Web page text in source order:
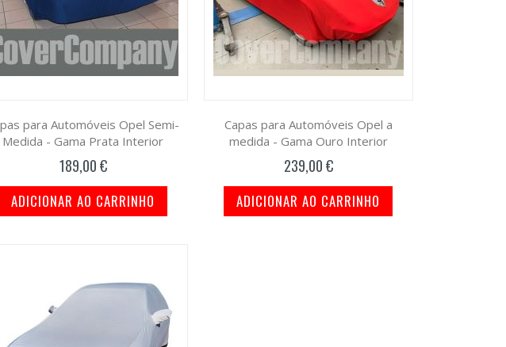
para Automóveis Opel Semi-
Medida - Gama Prata Interior
189,00 €
ADICIONAR AO CARRINHO
Capas para Automóveis Opel a
medida - Gama Ouro Interior
239,00 €
ADICIONAR AO CARRINHO